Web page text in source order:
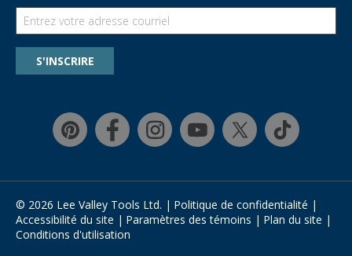
Guides
Programme de rabais pour la formation
Magasinage rapide
S'INSCRIRE
© 2026 Lee Valley Tools Ltd. | Politique de confidentialité |
Accessibilité du site | Paramètres des témoins | Plan du site |
Conditions d'utilisation